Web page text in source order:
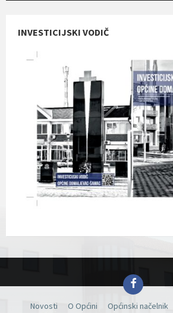
INVESTICIJSKI VODIČ
Facebook
Novosti O Općini Općinski načelnik